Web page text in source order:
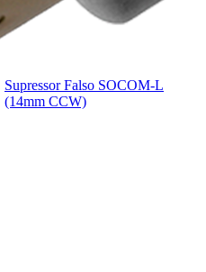
Supressor Falso SOCOM-L
(14mm CCW)